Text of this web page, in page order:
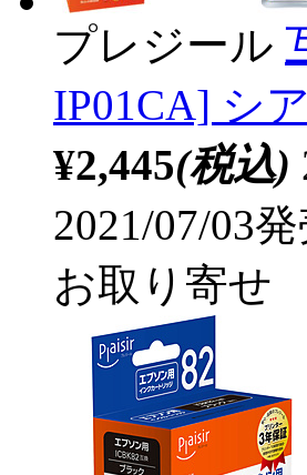
プレジール
IP01CA] シ
¥2,445(税込)
2021/07/03
お取り寄せ